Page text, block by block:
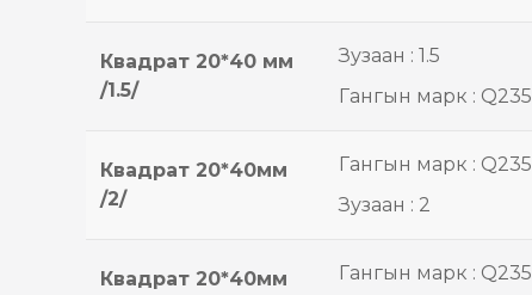
Квадрат 20*40 мм
/1.5/
Зузаан : 1.5
Гангын марк : Q235
Квадрат 20*40мм
/2/
Гангын марк : Q235
Зузаан : 2
Квадрат 20*40мм
Гангын марк : Q235